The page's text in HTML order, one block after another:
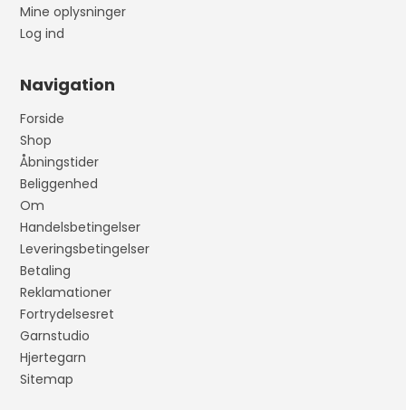
Mine oplysninger
Log ind
Navigation
Forside
Shop
Åbningstider
Beliggenhed
Om
Handelsbetingelser
Leveringsbetingelser
Betaling
Reklamationer
Fortrydelsesret
Garnstudio
Hjertegarn
Sitemap